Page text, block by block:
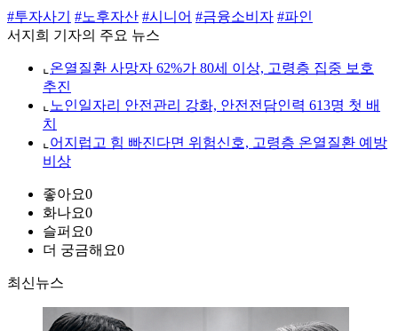
#투자사기 #노후자산 #시니어 #금융소비자 #파인
서지희 기자의 주요 뉴스
⌞ 온열질환 사망자 62%가 80세 이상, 고령층 집중 보호
추진
⌞ 노인일자리 안전관리 강화, 안전전담인력 613명 첫 배
치
⌞ 어지럽고 힘 빠진다면 위험신호, 고령층 온열질환 예방
비상
좋아요0
화나요0
슬퍼요0
더 궁금해요0
최신뉴스